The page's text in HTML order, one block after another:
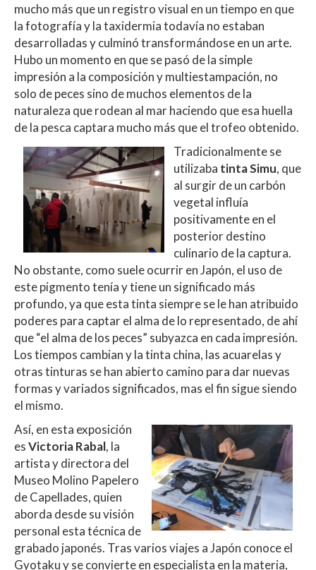
mucho más que un registro visual en un tiempo en que
la fotografía y la taxidermia todavía no estaban
desarrolladas y culminó transformándose en un arte.
Hubo un momento en que se pasó de la simple
impresión a la composición y multiestampación, no
solo de peces sino de muchos elementos de la
naturaleza que rodean al mar haciendo que esa huella
de la pesca captara mucho más que el trofeo obtenido.
Tradicionalmente se
utilizaba tinta Simu, que
al surgir de un carbón
vegetal influía
positivamente en el
posterior destino
culinario de la captura.
No obstante, como suele ocurrir en Japón, el uso de
este pigmento tenía y tiene un significado más
profundo, ya que esta tinta siempre se le han atribuido
poderes para captar el alma de lo representado, de ahí
que “el alma de los peces” subyazca en cada impresión.
Los tiempos cambian y la tinta china, las acuarelas y
otras tinturas se han abierto camino para dar nuevas
formas y variados significados, mas el fin sigue siendo
el mismo.
Así, en esta exposición
esVictoria Rabal, la
artista y directora del
Museo Molino Papelero
de Capellades, quien
aborda desde su visión
personal esta técnica de
grabado japonés. Tras varios viajes a Japón conoce el
Gyotaku y se convierte en especialista en la materia,